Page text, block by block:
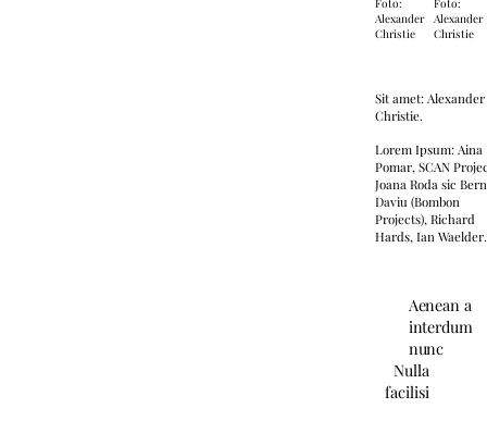
Foto:
Alexander
Christie
Foto:
Alexander
Christie
Sit amet: Alexander
Christie.
Lorem Ipsum: Aina
Pomar, SCAN
Joana Roda sic
Daviu (Bombon
Projects), Richard
Hards, Ian Waelder.
Aenean a
interdum
nunc
Nulla
facilisi